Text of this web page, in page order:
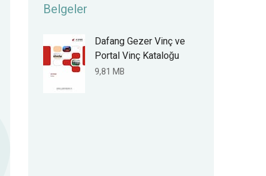
Belgeler
Dafang Gezer Vinç ve
Portal Vinç Kataloğu
9,81 MB